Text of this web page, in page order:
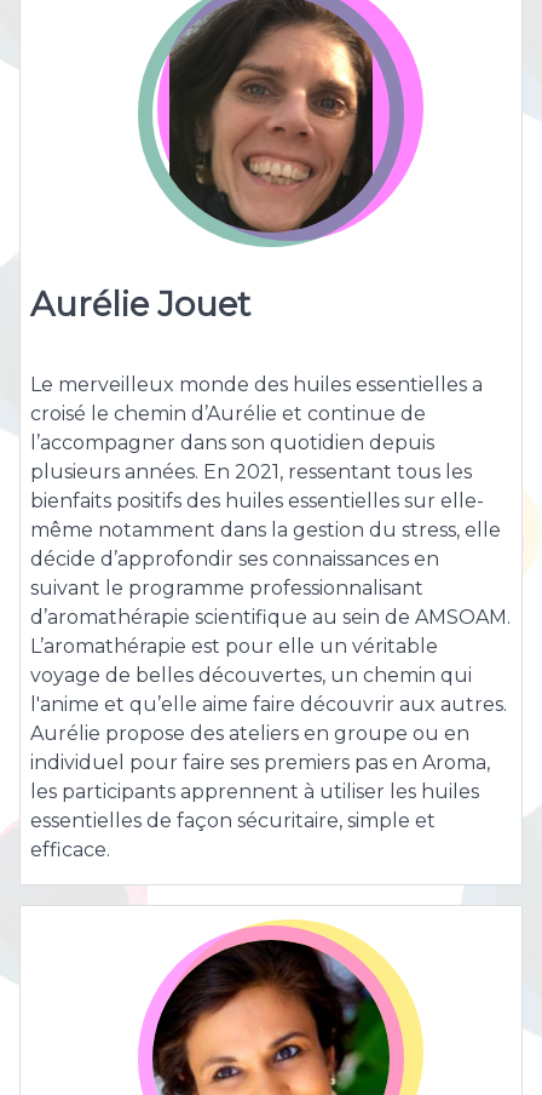
Aurélie Jouet
Le merveilleux monde des huiles essentielles a
croisé le chemin d’Aurélie et continue de
l’accompagner dans son quotidien depuis
plusieurs années. En 2021, ressentant tous les
bienfaits positifs des huiles essentielles sur elle-
même notamment dans la gestion du stress, elle
décide d’approfondir ses connaissances en
suivant le programme professionnalisant
d’aromathérapie scientifique au sein de AMSOAM.
L’aromathérapie est pour elle un véritable
voyage de belles découvertes, un chemin qui
l'anime et qu’elle aime faire découvrir aux autres.
Aurélie propose des ateliers en groupe ou en
individuel pour faire ses premiers pas en Aroma,
les participants apprennent à utiliser les huiles
essentielles de façon sécuritaire, simple et
efficace.